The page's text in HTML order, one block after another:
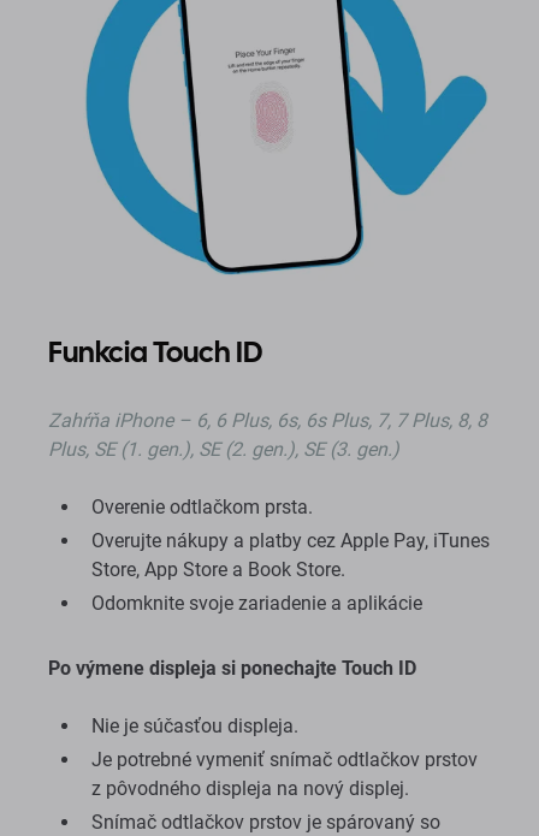
Funkcia Touch ID
Zahŕňa iPhone – 6, 6 Plus, 6s, 6s Plus, 7, 7 Plus, 8, 8
Plus, SE (1. gen.), SE (2. gen.), SE (3. gen.)
Overenie odtlačkom prsta.
Overujte nákupy a platby cez Apple Pay, iTunes
Store, App Store a Book Store.
Odomknite svoje zariadenie a aplikácie
Po výmene displeja si ponechajte Touch ID
Nie je súčasťou displeja.
Je potrebné vymeniť snímač odtlačkov prstov
z pôvodného displeja na nový displej.
Snímač odtlačkov prstov je spárovaný so